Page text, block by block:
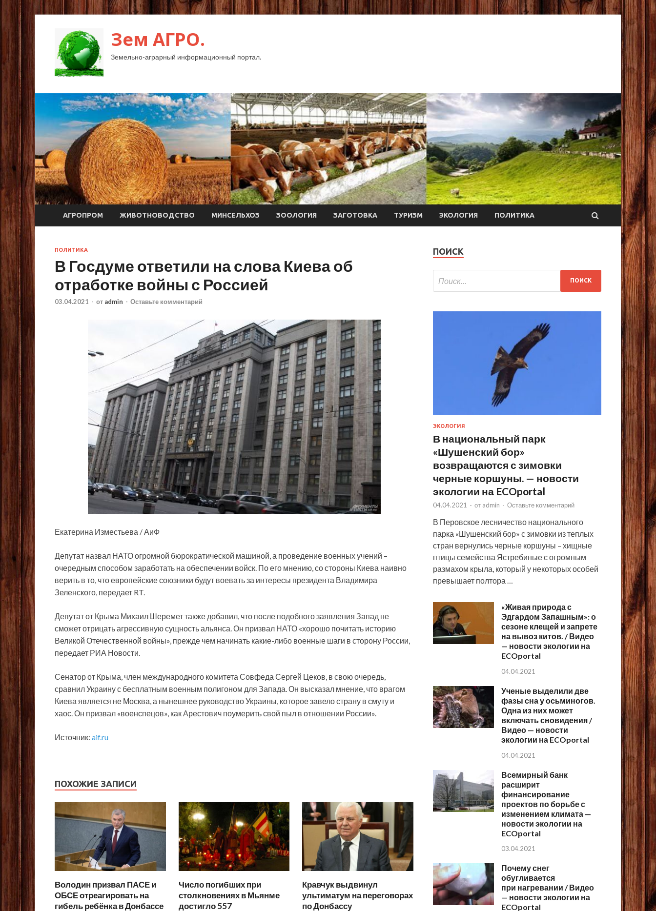
Зем АГРО.
Земельно-аграрный информационный портал.
АГРОПРОМ ЖИВОТНОВОДСТВО МИНСЕЛЬХОЗ ЗООЛОГИЯ ЗАГОТОВКА ТУРИЗМ ЭКОЛОГИЯ ПОЛИТИКА
ПОЛИТИКА
В Госдуме ответили на слова Киева об
отработке войны с Россией
03.04.2021 - от admin - Оставьте комментарий
Екатерина Изместьева / АиФ
Депутат назвал НАТО огромной бюрократической машиной, а проведение военных учений –
очередным способом заработать на обеспечении войск. По его мнению, со стороны Киева наивно
верить в то, что европейские союзники будут воевать за интересы президента Владимира
Зеленского, передает RT.
Депутат от Крыма Михаил Шеремет также добавил, что после подобного заявления Запад не
сможет отрицать агрессивную сущность альянса. Он призвал НАТО «хорошо почитать историю
Великой Отечественной войны», прежде чем начинать какие-либо военные шаги в сторону России,
передает РИА Новости.
Сенатор от Крыма, член международного комитета Совфеда Сергей Цеков, в свою очередь,
сравнил Украину с бесплатным военным полигоном для Запада. Он высказал мнение, что врагом
Киева является не Москва, а нынешнее руководство Украины, которое завело страну в смуту и
хаос. Он призвал «военспецов», как Арестович поумерить свой пыл в отношении России».
Источник: aif.ru
ПОХОЖИЕ ЗАПИСИ
Володин призвал ПАСЕ и
ОБСЕ отреагировать на
гибель ребёнка в Донбассе
Число погибших при
столкновениях в Мьянме
достигло 557
Кравчук выдвинул
ультиматум на переговорах
по Донбассу
ПОИСК
ЭКОЛОГИЯ
В национальный парк
«Шушенский бор»
возвращаются с зимовки
черные коршуны. — новости
экологии на ECOportal
04.04.2021 - от admin - Оставьте комментарий
В Перовское лесничество национального
парка «Шушенский бор» с зимовки из теплых
стран вернулись черные коршуны – хищные
птицы семейства Ястребиные с огромным
размахом крыла, который у некоторых особей
превышает полтора …
«Живая природа с
Эдгардом Запашным»: о
сезоне клещей и запрете
на вывоз китов. / Видео
— новости экологии на
ECOportal
04.04.2021
Ученые выделили две
фазы сна у осьминогов.
Одна из них может
включать сновидения /
Видео — новости
экологии на ECOportal
04.04.2021
Всемирный банк
расширит
финансирование
проектов по борьбе с
изменением климата —
новости экологии на
ECOportal
03.04.2021
Почему снег
обугливается
при нагревании / Видео
— новости экологии на
ECOportal